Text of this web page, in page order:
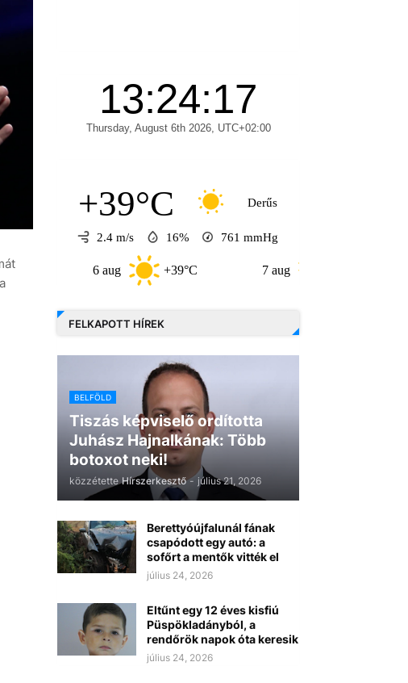
+39°C Derűs
2.4 m/s 16% 761 mmHg
+39°C +32°C
FELKAPOTT HÍREK
BELFÖLD
Tiszás képviselő ordította
Juhász Hajnalkának: Több
botoxot neki!
közzétette Hírszerkesztő - július 21, 2026
Berettyóújfalunál fának
csapódott egy autó: a
sofőrt a mentők vitték el
július 24, 2026
Eltűnt egy 12 éves kisfiú
Püspökladányból, a
rendőrök napok óta keresik
július 24, 2026